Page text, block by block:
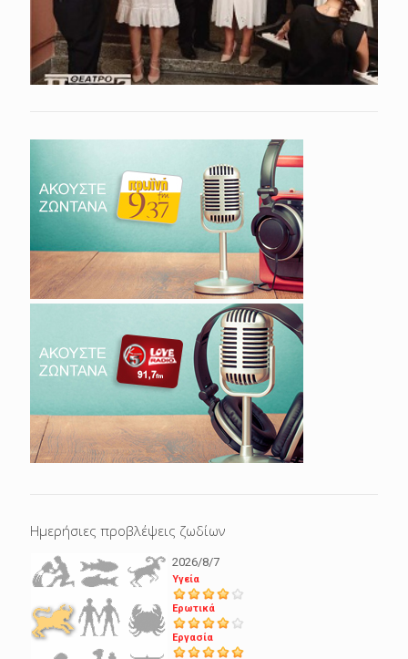
Ημερήσιες προβλέψεις ζωδίων
2026/8/7
Υγεία
Ερωτικά
Εργασία